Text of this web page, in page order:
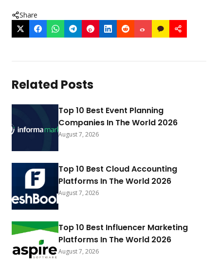
Share
Related Posts
Top 10 Best Event Planning
Companies In The World 2026
August 7, 2026
Top 10 Best Cloud Accounting
Platforms In The World 2026
August 7, 2026
Top 10 Best Influencer Marketing
Platforms In The World 2026
August 7, 2026